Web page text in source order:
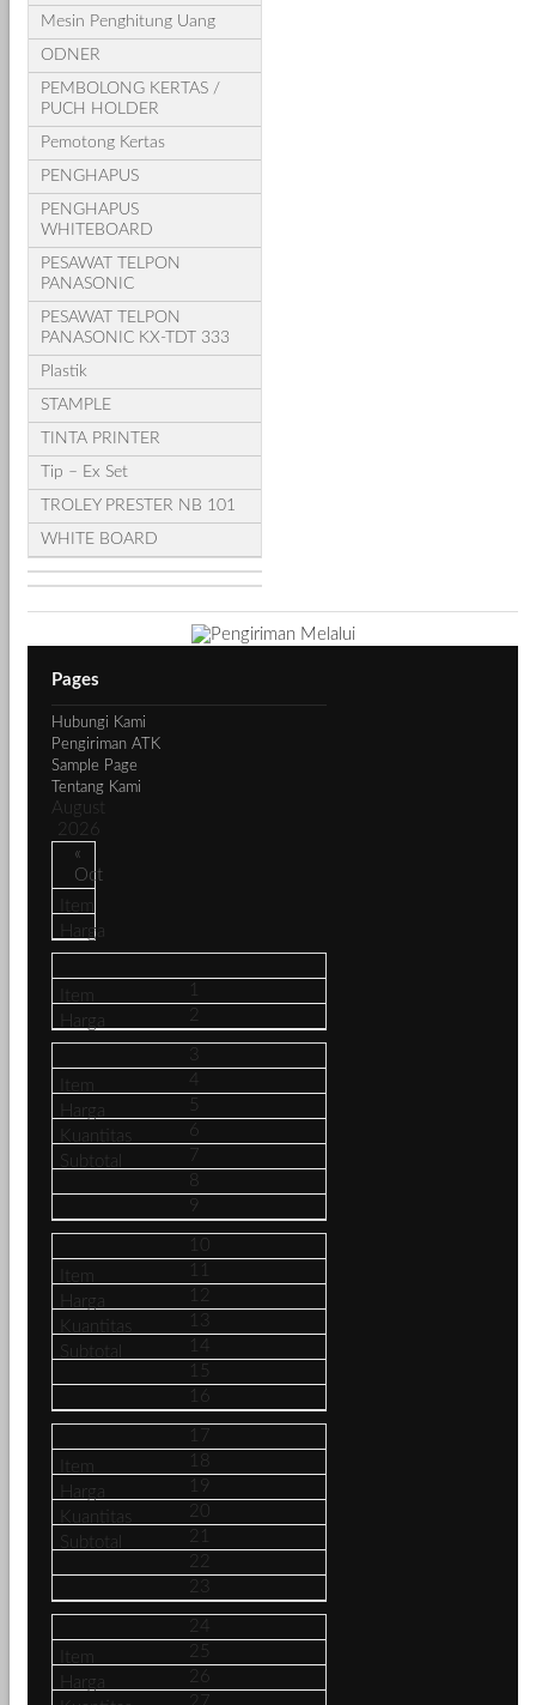
Mesin Penghitung Uang
ODNER
PEMBOLONG KERTAS /
PUCH HOLDER
Pemotong Kertas
PENGHAPUS
PENGHAPUS
WHITEBOARD
PESAWAT TELPON
PANASONIC
PESAWAT TELPON
PANASONIC KX-TDT 333
Plastik
STAMPLE
TINTA PRINTER
Tip – Ex Set
TROLEY PRESTER NB 101
WHITE BOARD
Pages
Hubungi Kami
Pengiriman ATK
Sample Page
Tentang Kami
August
2026
«
Oct
1
3
5
6
7
8
9
10
11
12
13
14
15
16
17
18
19
20
21
23
25
26
27